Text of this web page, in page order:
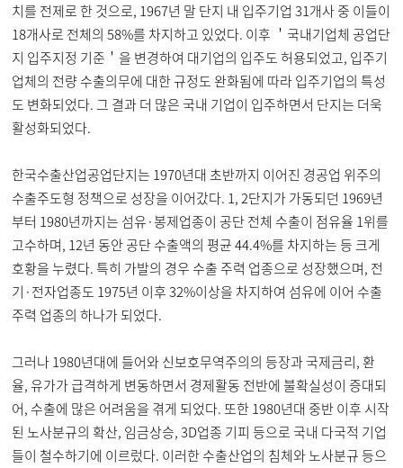
치를 전제로 한 것으로, 1967년 말 단지 내 입주기업 31개사 중 이들이
18개사로 전체의 58%를 차지하고 있었다. 이후 ＇국내기업체 공업단
지 입주지정 기준＇을 변경하여 대기업의 입주도 허용되었고, 입주기
업체의 전량 수출의무에 대한 규정도 완화됨에 따라 입주기업의 특성
도 변화되었다. 그 결과 더 많은 국내 기업이 입주하면서 단지는 더욱
활성화되었다.
한국수출산업공업단지는 1970년대 초반까지 이어진 경공업 위주의
수출주도형 정책으로 성장을 이어갔다. 1, 2단지가 가동되던 1969년
부터 1980년까지는 섬유·봉제업종이 공단 전체 수출이 점유율 1위를
고수하며, 12년 동안 공단 수출액의 평균 44.4%를 차지하는 등 크게
호황을 누렸다. 특히 가발의 경우 수출 주력 업종으로 성장했으며, 전
기·전자업종도 1975년 이후 32%이상을 차지하여 섬유에 이어 수출
주력 업종의 하나가 되었다.
그러나 1980년대에 들어와 신보호무역주의의 등장과 국제금리, 환
율, 유가가 급격하게 변동하면서 경제활동 전반에 불확실성이 증대되
어, 수출에 많은 어려움을 겪게 되었다. 또한 1980년대 중반 이후 시작
된 노사분규의 확산, 임금상승, 3D업종 기피 등으로 국내 다국적 기업
들이 철수하기에 이르렀다. 이러한 수출산업의 침체와 노사분규 등으